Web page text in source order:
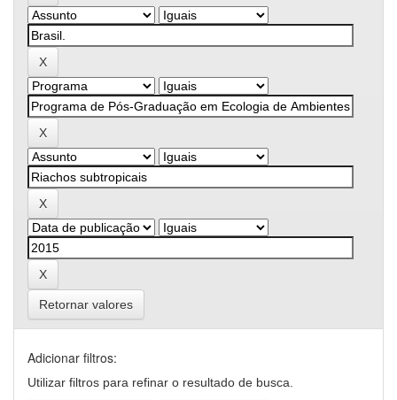
Retornar valores
Adicionar filtros:
Utilizar filtros para refinar o resultado de busca.